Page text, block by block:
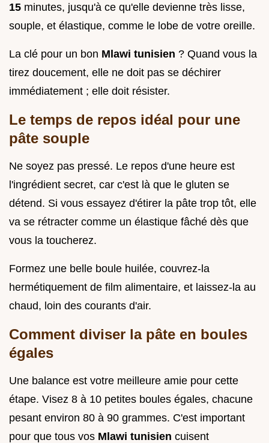
15 minutes, jusqu'à ce qu'elle devienne très lisse,
souple, et élastique, comme le lobe de votre oreille.
La clé pour un bon Mlawi tunisien ? Quand vous la
tirez doucement, elle ne doit pas se déchirer
immédiatement ; elle doit résister.
Le temps de repos idéal pour une
pâte souple
Ne soyez pas pressé. Le repos d'une heure est
l'ingrédient secret, car c'est là que le gluten se
détend. Si vous essayez d'étirer la pâte trop tôt, elle
va se rétracter comme un élastique fâché dès que
vous la toucherez.
Formez une belle boule huilée, couvrez-la
hermétiquement de film alimentaire, et laissez-la au
chaud, loin des courants d'air.
Comment diviser la pâte en boules
égales
Une balance est votre meilleure amie pour cette
étape. Visez 8 à 10 petites boules égales, chacune
pesant environ 80 à 90 grammes. C'est important
pour que tous vos Mlawi tunisien cuisent